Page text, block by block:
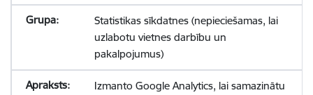
Statistikas sīkdatnes (nepieciešamas, lai
uzlabotu vietnes darbību un
pakalpojumus)
Izmanto Google Analytics, lai samazinātu